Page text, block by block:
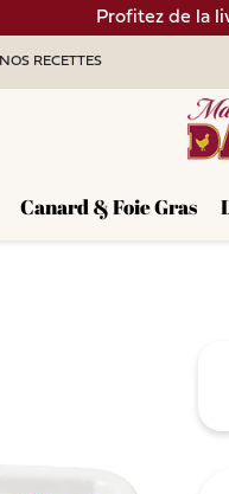
Profitez de la
NOS RECETTES
Canard & Foie Gras